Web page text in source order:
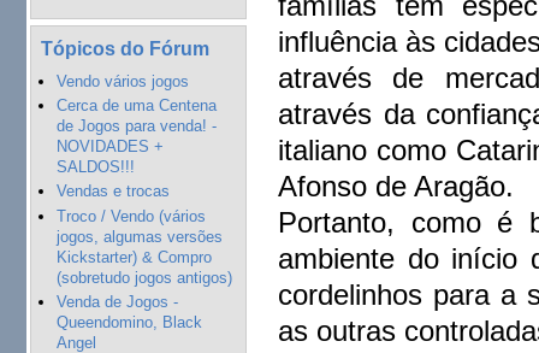
Tópicos do Fórum
Vendo vários jogos
Cerca de uma Centena
de Jogos para venda! -
NOVIDADES +
SALDOS!!!
Vendas e trocas
Troco / Vendo (vários
jogos, algumas versões
Kickstarter) & Compro
(sobretudo jogos antigos)
Venda de Jogos -
Queendomino, Black
Angel
influência às
através de
através da
italiano como
Afonso de Aragão.
Portanto, como é
ambiente do início
cordelinhos para a
as outras